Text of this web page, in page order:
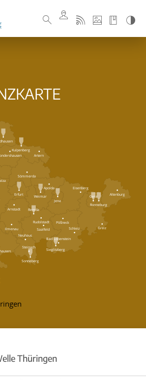
Artern
Sieglitzberg
Bad Lobenstein
Remda
Ronneburg
Steinach
Sonneberg
Neuhaus
Greiz
Schleiz
Pößneck
Saalfeld
Rudolstadt
Arnstadt
Ilmenau
Altenburg
Gera
Eisenberg
Jena
Apolda
Weimar
Erfurt
Sömmerda
Kulpenberg
Thüringen